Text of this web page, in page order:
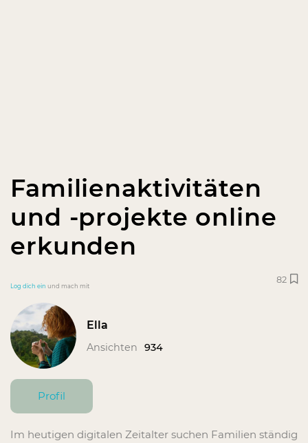
Familienaktivitäten
und -projekte online
erkunden
Log dich ein und mach mit
82
Ella
Ansichten 934
Profil
Im heutigen digitalen Zeitalter suchen Familien ständig